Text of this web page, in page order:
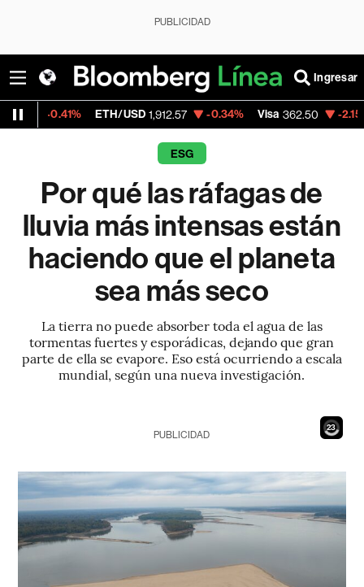
PUBLICIDAD
Ingresar
ETH/USD 1,912.57 -0.34% Visa 362.50 -2.15%
ESG
Por qué las ráfagas de
lluvia más intensas están
haciendo que el planeta
sea más seco
La tierra no puede absorber toda el agua de las
tormentas fuertes y esporádicas, dejando que gran
parte de ella se evapore. Eso está ocurriendo a escala
mundial, según una nueva investigación.
21
PUBLICIDAD